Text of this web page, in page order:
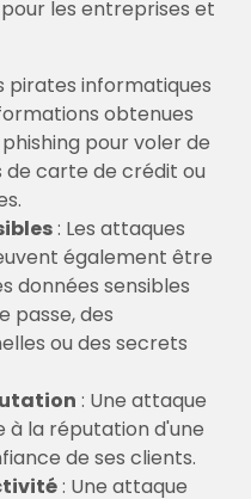
les entreprises et
pirates informatiques
obtenues
pour voler de
de carte de crédit ou
: Les attaques
également être
données sensibles
passe, des
ou des secrets
: Une attaque
à la réputation d'une
de ses clients.
: Une attaque